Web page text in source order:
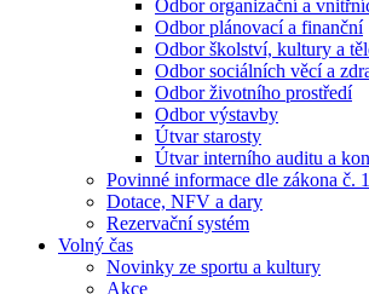
Odbor organizační a
Odbor plánovací a finanční
Odbor školství, kultury a
Odbor sociálních věcí a
Odbor životního prostředí
Odbor výstavby
Útvar starosty
Útvar interního auditu a
Povinné informace dle zákona č.
Dotace, NFV a dary
Rezervační systém
Volný čas
Novinky ze sportu a kultury
Akce